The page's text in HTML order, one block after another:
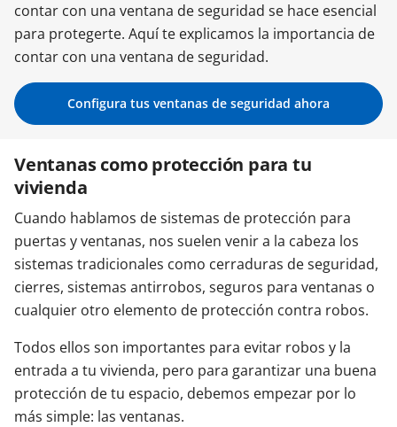
Iniciar sesión
Contacta con nosotros
contar con una ventana de seguridad se hace esencial
para protegerte. Aquí te explicamos la importancia de
contar con una ventana de seguridad.
Configura tus ventanas de seguridad ahora
Ventanas como protección para tu
vivienda
Cuando hablamos de sistemas de protección para
puertas y ventanas, nos suelen venir a la cabeza los
sistemas tradicionales como cerraduras de seguridad,
cierres, sistemas antirrobos, seguros para ventanas o
cualquier otro elemento de protección contra robos.
Todos ellos son importantes para evitar robos y la
entrada a tu vivienda, pero para garantizar una buena
protección de tu espacio, debemos empezar por lo
más simple: las ventanas.